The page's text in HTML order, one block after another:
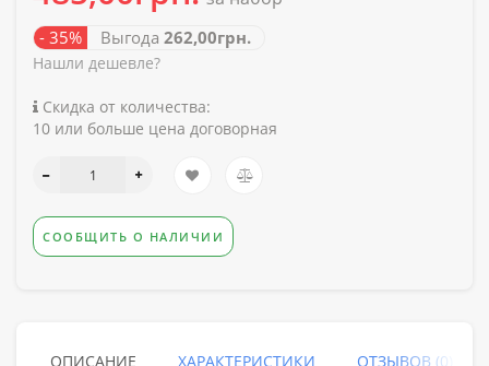
- 35% Выгода 262,00грн.
Нашли дешевле?
Скидка от количества:
10 или больше цена договорная
СООБЩИТЬ О НАЛИЧИИ
ОПИСАНИЕ ХАРАКТЕРИСТИКИ ОТЗЫВОВ (0)